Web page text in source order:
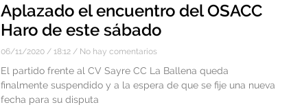
Aplazado el encuentro del OSACC
Haro de este sábado
06/11/2020 18:12 No hay comentarios
El partido frente al CV Sayre CC La Ballena queda
finalmente suspendido y a la espera de que se fije una nueva
fecha para su disputa